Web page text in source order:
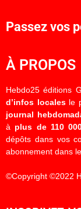
Passez vos
À PROPOS
Hebdo25 éditions
d’infos localesle
journal
à plus de 110
dépôts dans vos
abonnement dans
©Copyright ©2022